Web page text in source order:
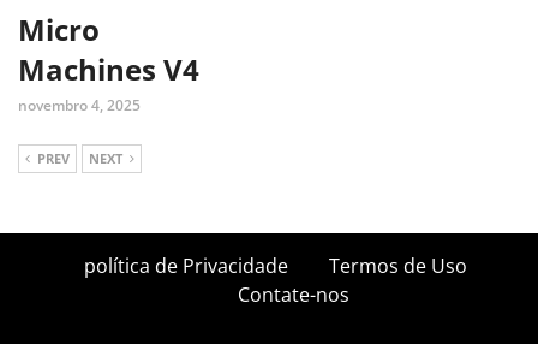
Micro
Machines V4
novembro 4, 2025
PREV NEXT
política de Privacidade
Termos de Uso
Contate-nos